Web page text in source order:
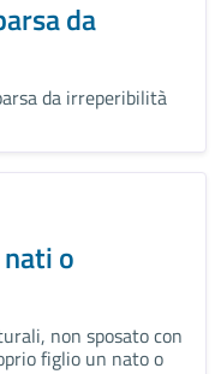
da
da irreperibilità
o
non sposato con
figlio un nato o